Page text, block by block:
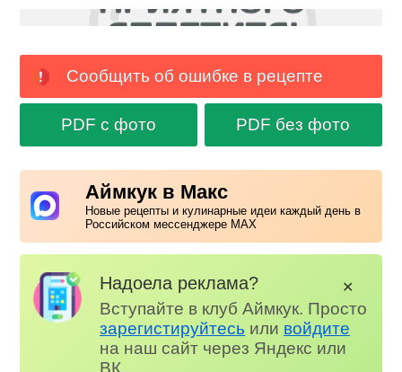
Сообщить об ошибке в рецепте
PDF с фото PDF без фото
Аймкук в Макс
Новые рецепты и кулинарные идеи каждый день в
Российском мессенджере MAX
Надоела реклама?
Вступайте в клуб Аймкук. Просто
зарегистируйтесь или войдите
на наш сайт через Яндекс или
✕